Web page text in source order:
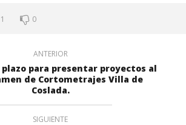
1 0
ANTERIOR
plazo para presentar proyectos al
de Cortometrajes Villa de
Coslada.
SIGUIENTE